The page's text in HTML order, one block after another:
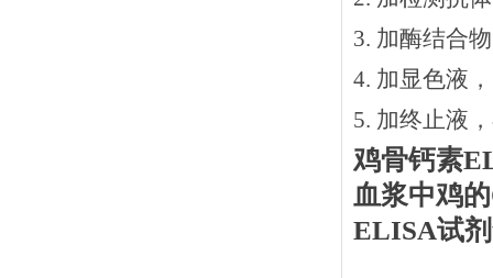
3. 加酶结合
4. 加显色液
5. 加终止液
鸡骨钙素
血浆中鸡的
ELISA试